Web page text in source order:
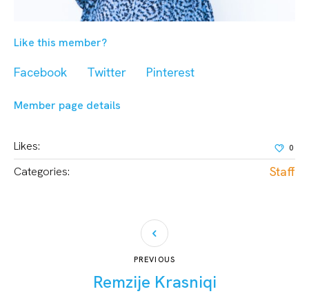
Like this member?
Facebook Twitter Pinterest
Member page details
Likes: 0
Categories: Staff
Remzije Krasniqi
PREVIOUS